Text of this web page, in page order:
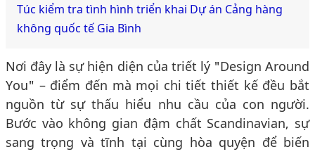
Túc kiểm tra tình hình triển khai Dự án Cảng hàng
không quốc tế Gia Bình
Nơi đây là sự hiện diện của triết lý "Design Around
You" – điểm đến mà mọi chi tiết thiết kế đều bắt
nguồn từ sự thấu hiểu nhu cầu của con người.
Bước vào không gian đậm chất Scandinavian, sự
sang trọng và tĩnh tại cùng hòa quyện để biến